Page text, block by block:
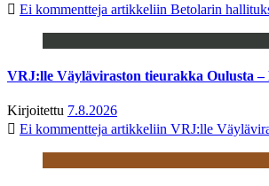
Ei kommentteja artikkeliin Betolarin
VRJ:lle Väyläviraston tieurakka Oulusta
Kirjoitettu 7.8.2026
Ei kommentteja artikkeliin VRJ:lle